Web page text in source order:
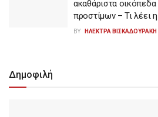
ακαθάριστα οικόπεδα
προστίμων – Τι λέει
BY ΗΛΕΚΤΡΑ ΒΙΣΚΑΔΟΥΡΑΚΗ
Δημοφιλή